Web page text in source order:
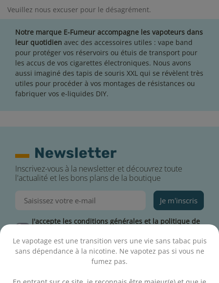
Le vapotage est une transition vers une vie sans tabac puis
sans dépendance à la nicotine. Ne vapotez pas si vous ne
fumez pas.
Veuillez nous excuser pour le désagrément.
Notre marque E-Fumeur accompagne les vapoteurs dans
leur quotidien avec des accessoires utiles : vape band
pour protéger vos réservoirs ou étuis de transport pour
les accus de vos cigarettes électroniques. Nous avons
aussi imaginé des tapis de souris XXL qui se révèlent très
utiles pour procéder à vos montages de résistances ou
fabriquer vos e-liquides DIY.
Newsletter
Inscrivez-vous à la newsletter et découvrez toute
l'actualité et les bons plans de la boutique
Je m'inscris
J'accepte les conditions générales et la politique de